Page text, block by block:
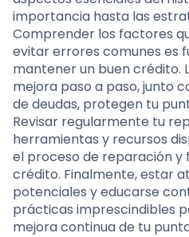
importancia hasta las
Comprender los factores
evitar errores comunes es
mantener un buen crédito.
mejora paso a paso, junto
de deudas, protegen tu
Revisar regularmente tu
herramientas y recursos
el proceso de reparación
crédito. Finalmente, estar
potenciales y educarse
prácticas imprescindibles
mejora continua de tu